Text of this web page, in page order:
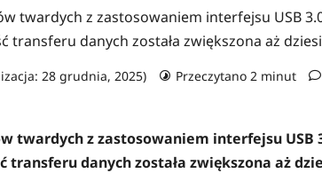
twardych z zastosowaniem interfejsu USB
transferu danych została zwiększona aż
28 grudnia, 2025) Przeczytano 2 minut
twardych z zastosowaniem interfejsu USB
transferu danych została zwiększona aż